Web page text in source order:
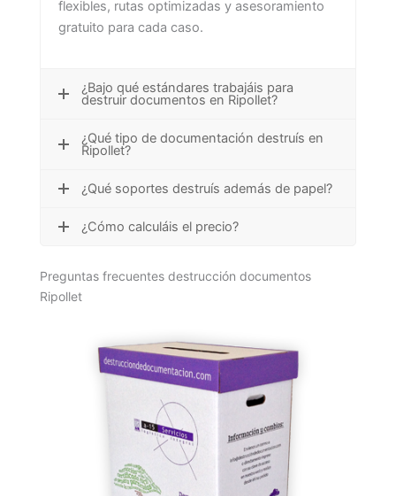
flexibles, rutas optimizadas y asesoramiento
gratuito para cada caso.
¿Bajo qué estándares trabajáis para
destruir documentos en Ripollet?
¿Qué tipo de documentación destruís en
Ripollet?
¿Qué soportes destruís además de papel?
¿Cómo calculáis el precio?
Preguntas frecuentes destrucción documentos
Ripollet